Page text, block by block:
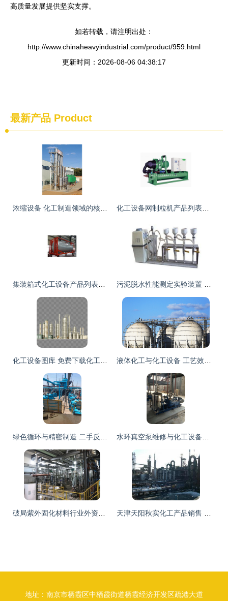
高质量发展提供坚实支撑。
如若转载，请注明出处：
http://www.chinaheavyindustrial.com/product/959.html
更新时间：2026-08-06 04:38:17
最新产品 Product
地址：南京市栖霞区中栖霞街道栖霞经济开发区疏港大道